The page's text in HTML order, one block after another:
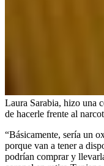
Laura Sarabia, hizo una
de hacerle frente al
“Básicamente, sería un
porque van a tener a
podrían comprar y